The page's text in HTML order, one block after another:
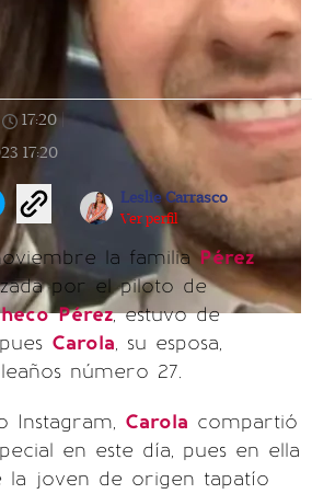
17:20 |
17:20
Leslie Carrasco
Ver perfil
la familia Pérez
por el piloto de
Pérez, estuvo de
Carola, su esposa,
número 27.
Instagram, Carola compartió
en este día, pues en ella
la joven de origen tapatío